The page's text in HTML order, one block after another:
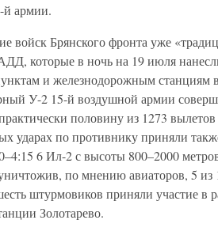
й армии.
войск Брянского фронта уже
которые в ночь на 19 июля
и железнодорожным станциям
У-2 15-й воздушной армии
половину из 1273
ударах по противнику приняли
6 Ил-2 с высоты 800–2000
по мнению авиаторов, 5 из
штурмовиков приняли участие в
Золотарево.